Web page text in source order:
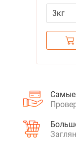
15
3кг
Самые